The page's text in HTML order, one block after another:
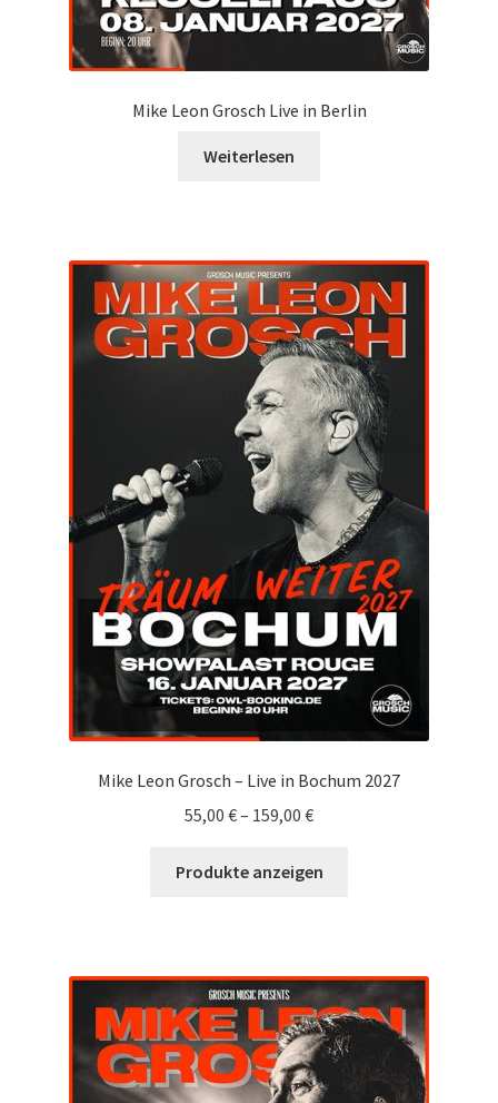
Mike Leon Grosch Live in Berlin
Weiterlesen
Mike Leon Grosch – Live in Bochum 2027
55,00 €– 159,00 €
Produkte anzeigen